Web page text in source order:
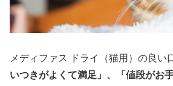
メディファス ドライ（猫用）の良い
いつきがよくて満足」、「値段がお